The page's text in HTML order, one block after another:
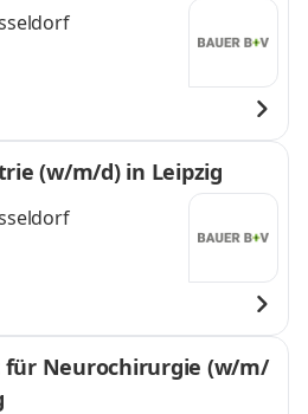
(w/m/d) in Leipzig
Neurochirurgie (w/m/